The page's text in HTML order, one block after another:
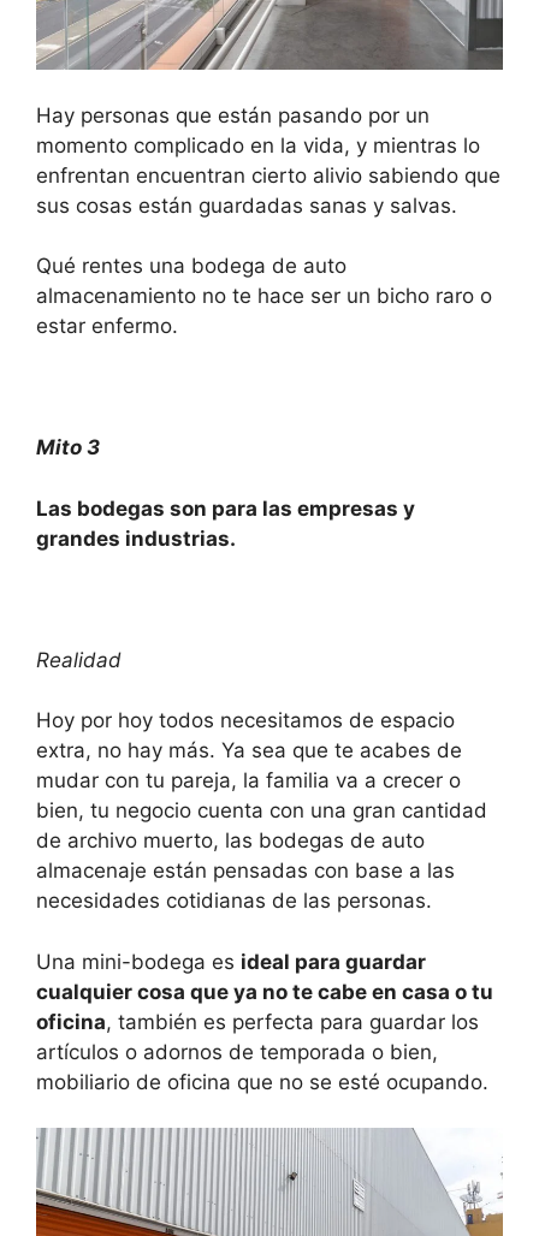
Hay personas que están pasando por un
momento complicado en la vida, y mientras lo
enfrentan encuentran cierto alivio sabiendo que
sus cosas están guardadas sanas y salvas.
Qué rentes una bodega de auto
almacenamiento no te hace ser un bicho raro o
estar enfermo.
Mito 3
Las bodegas son para las empresas y
grandes industrias.
Realidad
Hoy por hoy todos necesitamos de espacio
extra, no hay más. Ya sea que te acabes de
mudar con tu pareja, la familia va a crecer o
bien, tu negocio cuenta con una gran cantidad
de archivo muerto, las bodegas de auto
almacenaje están pensadas con base a las
necesidades cotidianas de las personas.
Una mini-bodega es ideal para guardar
cualquier cosa que ya no te cabe en casa o tu
oficina, también es perfecta para guardar los
artículos o adornos de temporada o bien,
mobiliario de oficina que no se esté ocupando.